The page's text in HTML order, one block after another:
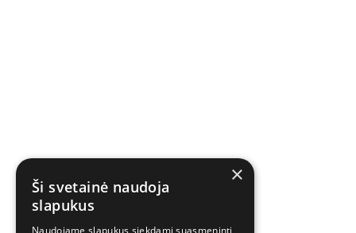
×
Ši svetainė naudoja
slapukus
Naudojame slapukus siekdami suasmeninti